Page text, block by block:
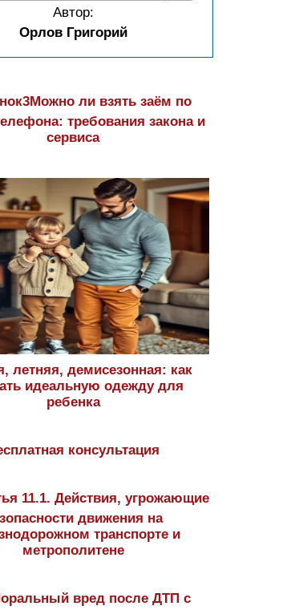
Автор:
Орлов Григорий
Можно ли взять заём по
требования закона и
сервиса
летняя, демисезонная: как
идеальную одежду для
ребенка
консультация
11.1. Действия, угрожающие
движения на
транспорте и
метрополитене
вред после ДТП с